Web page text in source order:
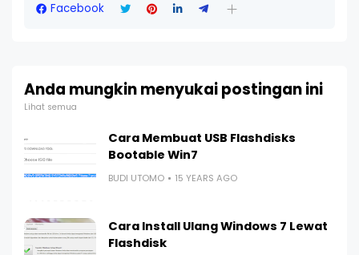
Facebook
Anda mungkin menyukai postingan ini
Lihat semua
Cara Membuat USB Flashdisks
Bootable Win7
BUDI UTOMO 15 YEARS AGO
Cara Install Ulang Windows 7 Lewat
Flashdisk